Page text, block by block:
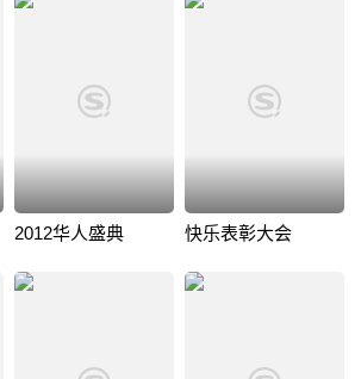
2012华人盛典 快乐表彰大会